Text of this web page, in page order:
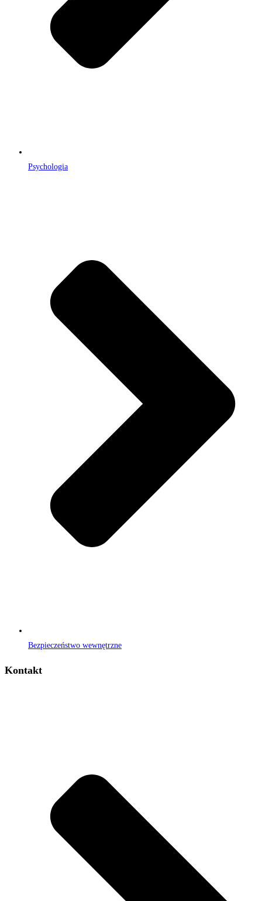
Psychologia
Bezpieczeństwo wewnętrzne
Kontakt